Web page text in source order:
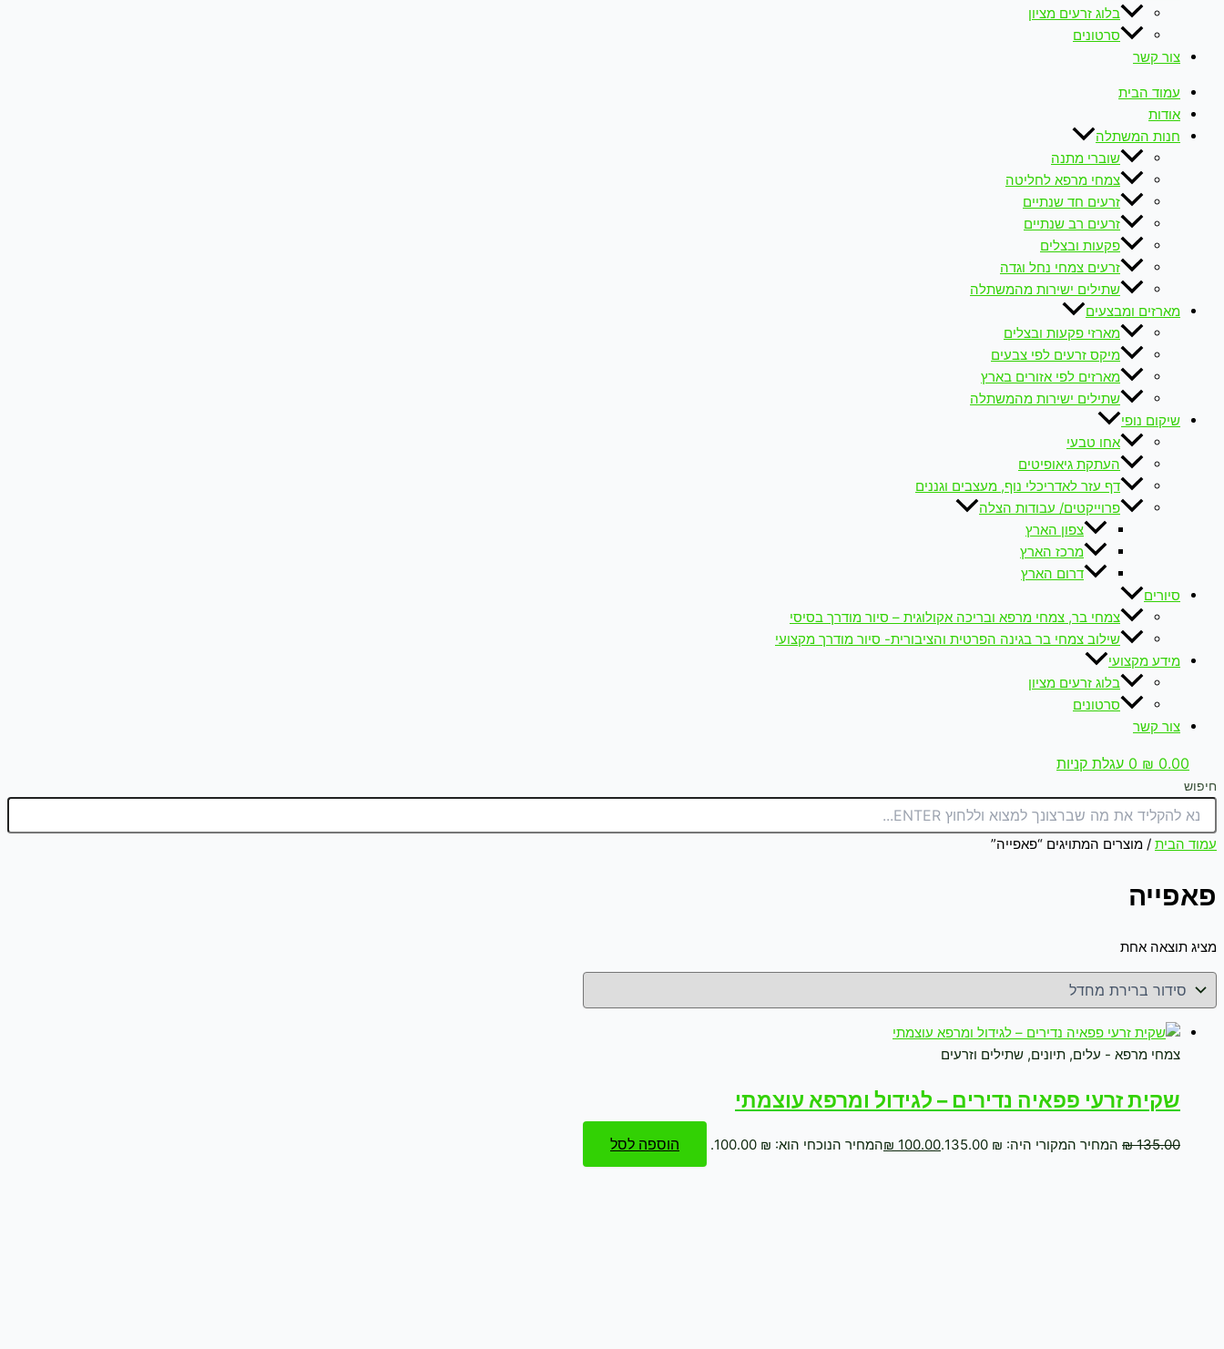
בלוג זרעים מציון
סרטונים
צור קשר
עמוד הבית
אודות
חנות המשתלה
שוברי מתנה
צמחי מרפא לחליטה
זרעים חד שנתיים
זרעים רב שנתיים
פקעות ובצלים
זרעים צמחי נחל וגדה
שתילים ישירות מהמשתלה
מארזים ומבצעים
מארזי פקעות ובצלים
מיקס זרעים לפי צבעים
מארזים לפי אזורים בארץ
שתילים ישירות מהמשתלה
שיקום נופי
אחו טבעי
העתקת גיאופיטים
דף עזר לאדריכלי נוף, מעצבים וגננים
פרוייקטים/ עבודות הצלה
צפון הארץ
מרכז הארץ
דרום הארץ
סיורים
צמחי בר, צמחי מרפא ובריכה אקולוגית – סיור מודרך בסיסי
שילוב צמחי בר בגינה הפרטית והציבורית- סיור מודרך מקצועי
מידע מקצועי
בלוג זרעים מציון
סרטונים
צור קשר
₪ 0.00
0 עגלת קניות
חיפוש
עמוד הבית / מוצרים המתויגים “פאפייה”
פאפייה
מציג תוצאה אחת
צמחי מרפא - עלים, תיונים, שתילים וזרעים
שקית זרעי פפאיה נדירים – לגידול ומרפא עוצמתי
₪135.00 המחיר המקורי היה: ₪ 135.00. ₪ 100.00 המחיר הנוכחי הוא: ₪ 100.00. הוספה לסל